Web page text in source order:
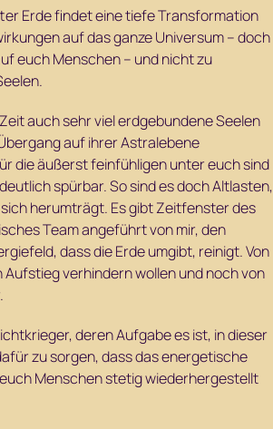
Erde findet eine tiefe Transformation
auf das ganze Universum – doch
euch Menschen – und nicht zu
auch sehr viel erdgebundene Seelen
auf ihrer Astralebene
die äußerst feinfühligen unter euch sind
spürbar. So sind es doch Altlasten,
herumträgt. Es gibt Zeitfenster des
Team angeführt von mir, den
dass die Erde umgibt, reinigt. Von
Aufstieg verhindern wollen und noch von
deren Aufgabe es ist, in dieser
zu sorgen, dass das energetische
Menschen stetig wiederhergestellt